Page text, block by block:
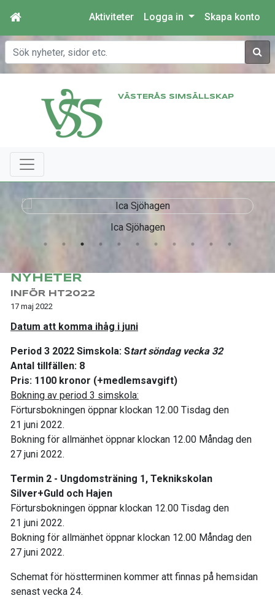
Aktiviteter Logga in Skapa konto
Sök
VÄSTERÅS SIMSÄLLSKAP
Ica Sjöhagen
NYHETER
INFÖR HT2022
17 maj 2022
Datum att komma ihåg i juni
Period 3 2022 Simskola: Start söndag vecka 32
Antal tillfällen: 8
Pris: 1100 kronor (+medlemsavgift)
Bokning av period 3 simskola:
Förtursbokningen öppnar klockan 12.00 Tisdag den
21 juni 2022.
Bokning för allmänhet öppnar klockan 12.00 Måndag den
27 juni 2022.
Termin 2 - Ungdomsträning 1, Teknikskolan
Silver+Guld och Hajen
Förtursbokningen öppnar klockan 12.00 Tisdag den
21 juni 2022.
Bokning för allmänhet öppnar klockan 12.00 Måndag den
27 juni 2022.
Schemat för höstterminen kommer att finnas på hemsidan
senast vecka 24.